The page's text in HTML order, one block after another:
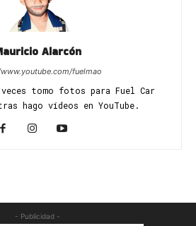
Alarcón
fuelmao
tomo fotos para Fuel Car
hago vídeos en YouTube.
- Publicidad -